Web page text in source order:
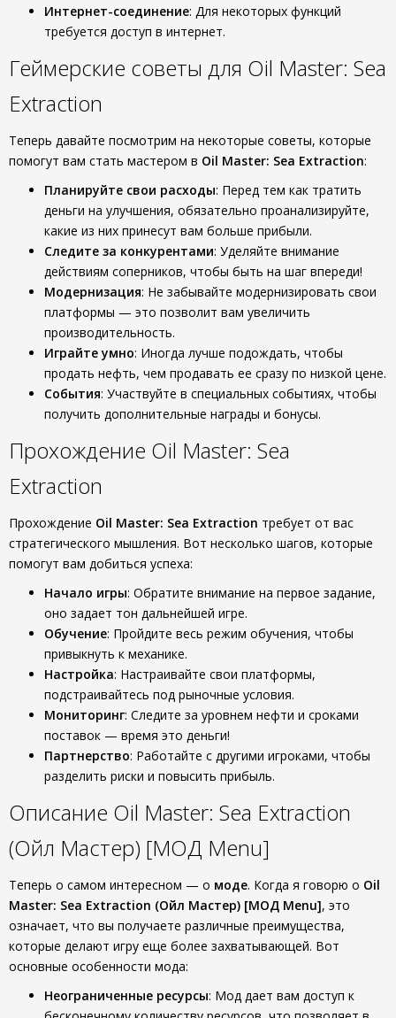
Интернет-соединение: Для некоторых функций
требуется доступ в интернет.
Геймерские советы для Oil Master: Sea
Extraction
Теперь давайте посмотрим на некоторые советы, которые
помогут вам стать мастером в Oil Master: Sea Extraction:
Планируйте свои расходы: Перед тем как тратить
деньги на улучшения, обязательно проанализируйте,
какие из них принесут вам больше прибыли.
Следите за конкурентами: Уделяйте внимание
действиям соперников, чтобы быть на шаг впереди!
Модернизация: Не забывайте модернизировать свои
платформы — это позволит вам увеличить
производительность.
Играйте умно: Иногда лучше подождать, чтобы
продать нефть, чем продавать ее сразу по низкой цене.
События: Участвуйте в специальных событиях, чтобы
получить дополнительные награды и бонусы.
Прохождение Oil Master: Sea
Extraction
Прохождение Oil Master: Sea Extraction требует от вас
стратегического мышления. Вот несколько шагов, которые
помогут вам добиться успеха:
Начало игры: Обратите внимание на первое задание,
оно задает тон дальнейшей игре.
Обучение: Пройдите весь режим обучения, чтобы
привыкнуть к механике.
Настройка: Настраивайте свои платформы,
подстраивайтесь под рыночные условия.
Мониторинг: Следите за уровнем нефти и сроками
поставок — время это деньги!
Партнерство: Работайте с другими игроками, чтобы
разделить риски и повысить прибыль.
Описание Oil Master: Sea Extraction
(Ойл Мастер) [МОД Menu]
Теперь о самом интересном — о моде. Когда я говорю о Oil
Master: Sea Extraction (Ойл Мастер) [МОД Menu], это
означает, что вы получаете различные преимущества,
которые делают игру еще более захватывающей. Вот
основные особенности мода:
Неограниченные ресурсы: Мод дает вам доступ к